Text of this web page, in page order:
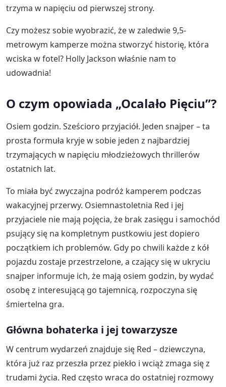
trzyma w napięciu od pierwszej strony.
Czy możesz sobie wyobrazić, że w zaledwie 9,5-
metrowym kamperze można stworzyć historię, która
wciska w fotel? Holly Jackson właśnie nam to
udowadnia!
O czym opowiada „Ocalało Pięciu”?
Osiem godzin. Sześcioro przyjaciół. Jeden snajper – ta
prosta formuła kryje w sobie jeden z najbardziej
trzymających w napięciu młodzieżowych thrillerów
ostatnich lat.
To miała być zwyczajna podróż kamperem podczas
wakacyjnej przerwy. Osiemnastoletnia Red i jej
przyjaciele nie mają pojęcia, że brak zasięgu i samochód
psujący się na kompletnym pustkowiu jest dopiero
początkiem ich problemów. Gdy po chwili każde z kół
pojazdu zostaje przestrzelone, a czający się w ukryciu
snajper informuje ich, że mają osiem godzin, by wydać
osobę z interesującą go tajemnicą, rozpoczyna się
śmiertelna gra.
Główna bohaterka i jej towarzysze
W centrum wydarzeń znajduje się Red – dziewczyna,
która już raz przeszła przez piekło i wciąż zmaga się z
trudami życia. Red często wraca do ostatniej rozmowy